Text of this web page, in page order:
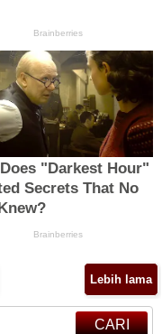
Lebih lama
CARI